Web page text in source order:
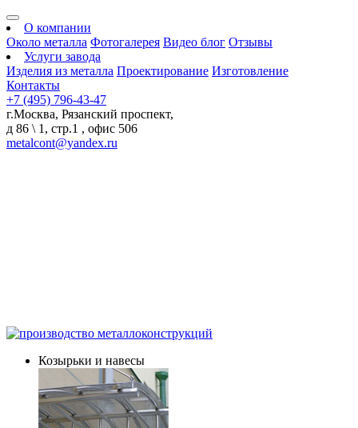
О компании
Около металла Фотогалерея Видео блог Отзывы
Услуги завода
Изделия из металла Проектирование Изготовление
Контакты
+7 (495) 796-43-47
г.Москва, Рязанский проспект,
д 86 \ 1, стр.1 , офис 506
metalcont@yandex.ru
Козырьки и навесы